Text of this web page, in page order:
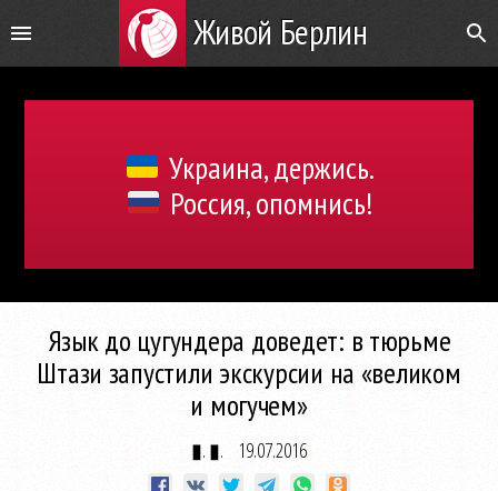
Живой Берлин
Украина, держись.
Россия, опомнись!
Язык до цугундера доведет: в тюрьме
Штази запустили экскурсии на «великом
и могучем»
▮. ▮. 19.07.2016